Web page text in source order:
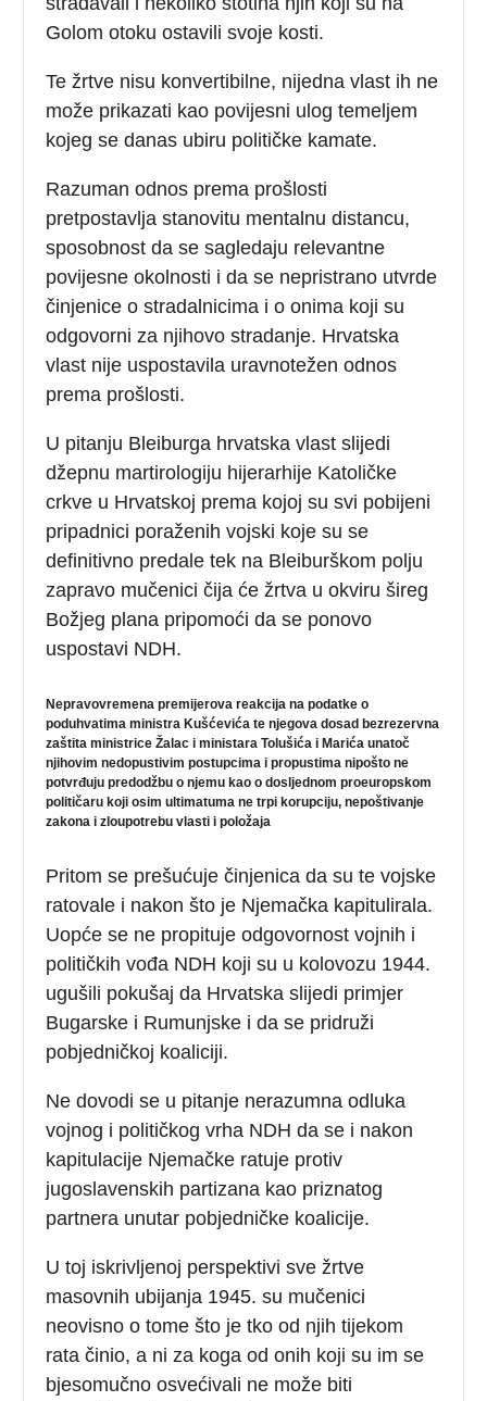
Golom otoku ostavili svoje kosti.
Te žrtve nisu konvertibilne, nijedna vlast ih ne
može prikazati kao povijesni ulog temeljem
kojeg se danas ubiru političke kamate.
Razuman odnos prema prošlosti
pretpostavlja stanovitu mentalnu distancu,
sposobnost da se sagledaju relevantne
povijesne okolnosti i da se nepristrano utvrde
činjenice o stradalnicima i o onima koji su
odgovorni za njihovo stradanje. Hrvatska
vlast nije uspostavila uravnotežen odnos
prema prošlosti.
U pitanju Bleiburga hrvatska vlast slijedi
džepnu martirologiju hijerarhije Katoličke
crkve u Hrvatskoj prema kojoj su svi pobijeni
pripadnici poraženih vojski koje su se
definitivno predale tek na Bleiburškom polju
zapravo mučenici čija će žrtva u okviru šireg
Božjeg plana pripomoći da se ponovo
uspostavi NDH.
Nepravovremena premijerova reakcija na podatke o
poduhvatima ministra Kušćevića te njegova dosad bezrezervna
zaštita ministrice Žalac i ministara Tolušića i Marića unatoč
njihovim nedopustivim postupcima i propustima nipošto ne
potvrđuju predodžbu o njemu kao o dosljednom proeuropskom
političaru koji osim ultimatuma ne trpi korupciju, nepoštivanje
zakona i zloupotrebu vlasti i položaja
Pritom se prešućuje činjenica da su te vojske
ratovale i nakon što je Njemačka kapitulirala.
Uopće se ne propituje odgovornost vojnih i
političkih vođa NDH koji su u kolovozu 1944.
ugušili pokušaj da Hrvatska slijedi primjer
Bugarske i Rumunjske i da se pridruži
pobjedničkoj koaliciji.
Ne dovodi se u pitanje nerazumna odluka
vojnog i političkog vrha NDH da se i nakon
kapitulacije Njemačke ratuje protiv
jugoslavenskih partizana kao priznatog
partnera unutar pobjedničke koalicije.
U toj iskrivljenoj perspektivi sve žrtve
masovnih ubijanja 1945. su mučenici
neovisno o tome što je tko od njih tijekom
rata činio, a ni za koga od onih koji su im se
bjesomučno osvećivali ne može biti